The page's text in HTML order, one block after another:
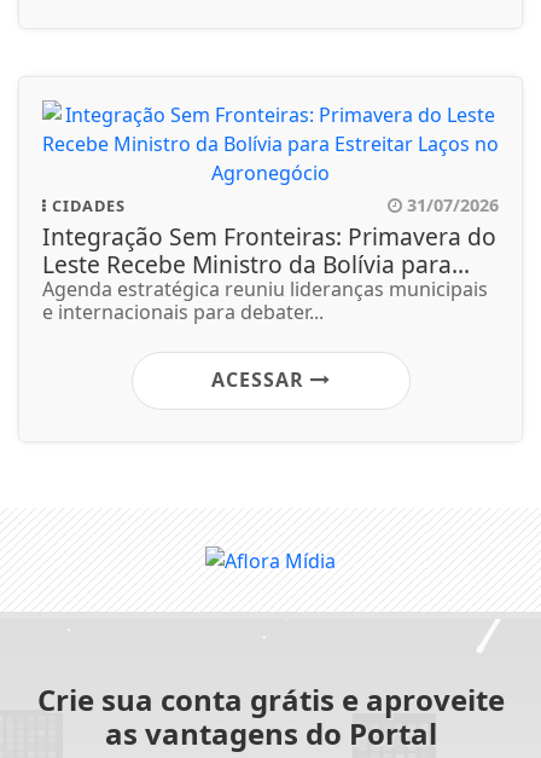
CIDADES 31/07/2026
Integração Sem Fronteiras: Primavera do
Leste Recebe Ministro da Bolívia para...
Agenda estratégica reuniu lideranças municipais
e internacionais para debater...
ACESSAR
Crie sua conta grátis e aproveite
as vantagens do Portal